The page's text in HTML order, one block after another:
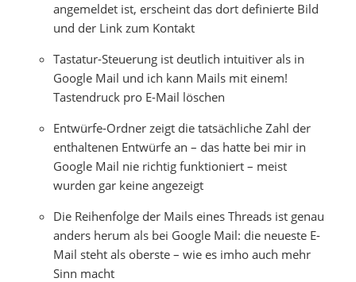
angemeldet ist, erscheint das dort definierte Bild
und der Link zum Kontakt
Tastatur-Steuerung ist deutlich intuitiver als in
Google Mail und ich kann Mails mit einem!
Tastendruck pro E-Mail löschen
Entwürfe-Ordner zeigt die tatsächliche Zahl der
enthaltenen Entwürfe an – das hatte bei mir in
Google Mail nie richtig funktioniert – meist
wurden gar keine angezeigt
Die Reihenfolge der Mails eines Threads ist genau
anders herum als bei Google Mail: die neueste E-
Mail steht als oberste – wie es imho auch mehr
Sinn macht